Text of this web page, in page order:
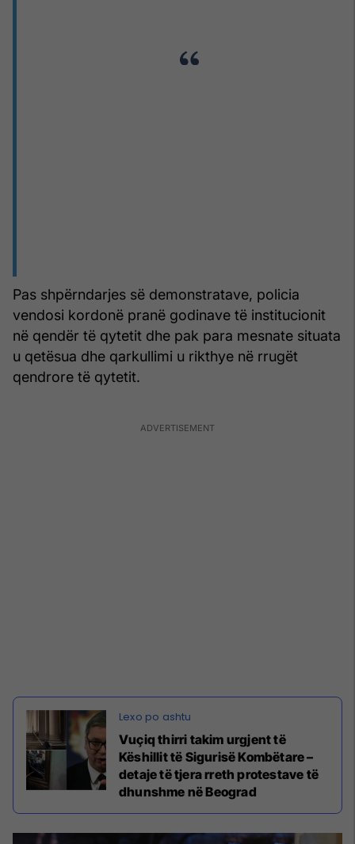
Pas shpërndarjes së demonstratave, policia
vendosi kordonë pranë godinave të institucionit
në qendër të qytetit dhe pak para mesnate situata
u qetësua dhe qarkullimi u rikthye në rrugët
qendrore të qytetit.
Vuçiq thirri takim urgjent të
Këshillit të Sigurisë Kombëtare –
detaje të tjera rreth protestave të
dhunshme në Beograd